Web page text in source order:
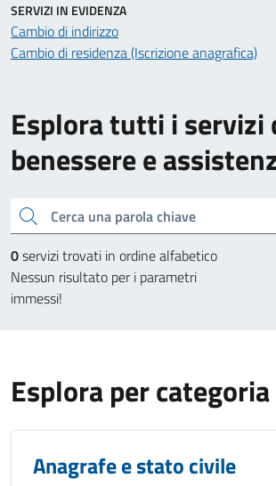
Esplora tutti i servizi
benessere e
Cerca una parola chiave
0servizi trovati in ordine alfabetico
Nessun risultato per i parametri
immessi!
SERVIZI IN EVIDENZA
Cambio di indirizzo
Cambio di residenza (Iscrizione anagrafica)
Esplora per categoria
Anagrafe e stato civile